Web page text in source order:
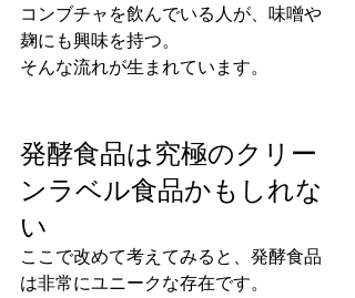
コンブチャを飲んでいる人が、味噌や
麹にも興味を持つ。
そんな流れが生まれています。
発酵食品は究極のクリー
ンラベル食品かもしれな
い
ここで改めて考えてみると、発酵食品
は非常にユニークな存在です。